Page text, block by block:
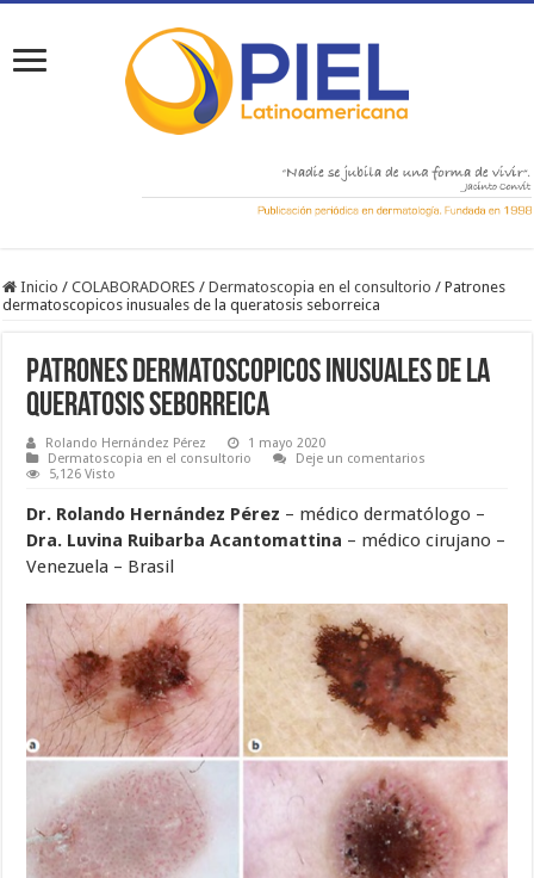
Inicio / COLABORADORES / Dermatoscopia en el consultorio / Patrones
dermatoscopicos inusuales de la queratosis seborreica
Patrones dermatoscopicos inusuales de la
queratosis seborreica
Rolando Hernández Pérez
1 mayo 2020
Dermatoscopia en el consultorio
Deje un comentarios
5,126 Visto
Dr. Rolando Hernández Pérez – médico dermatólogo –
Dra. Luvina Ruibarba Acantomattina – médico cirujano –
Venezuela – Brasil